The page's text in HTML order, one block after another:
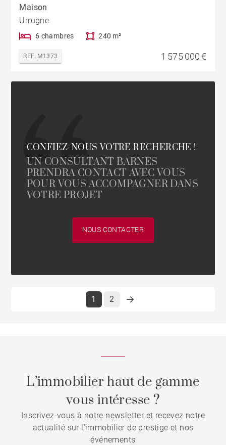
Maison
Urrugne
6 chambres 240 m²
REF. M1373 1 575 000 €
CONFIEZ-NOUS VOTRE RECHERCHE !
UN CONSULTANT BARNES
PRENDRA CONTACT AVEC VOUS
POUR VOUS ACCOMPAGNER DANS
VOTRE PROJET
NOUS CONTACTER
1 2
L’immobilier haut de gamme
vous intéresse ?
Inscrivez-vous à notre newsletter et recevez notre
actualité sur l'immobilier de prestige et nos
événements